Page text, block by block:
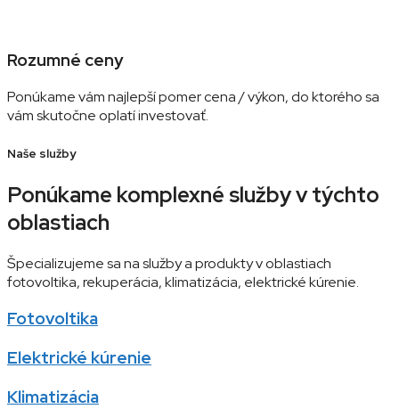
Rozumné ceny
Ponúkame vám najlepší pomer cena / výkon, do ktorého sa
vám skutočne oplatí investovať.
Naše služby
Ponúkame komplexné služby v týchto
oblastiach
Špecializujeme sa na služby a produkty v oblastiach
fotovoltika, rekuperácia, klimatizácia, elektrické kúrenie.
Fotovoltika
Elektrické kúrenie
Klimatizácia